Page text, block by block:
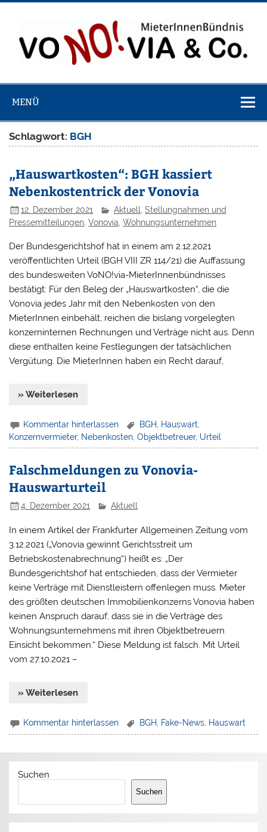
Zum
bei Vonovia, LEG, Velero, Brookfield usw.
MENÜ
Schlagwort: BGH
„Hauswartkosten“: BGH kassiert
Nebenkostentrick der Vonovia
12. Dezember 2021 Aktuell ,Stellungnahmen und
Pressemitteilungen ,Vonovia ,Wohnungsunternehmen
Der Bundesgerichtshof hat in einem am 2.12.2021
veröffentlichten Urteil (BGH VIII ZR 114/21) die Auffassung
des bundesweiten VoNO!via-MieterInnenbündnisses
bestätigt: Für den Beleg der „Hauswartkosten“, die die
Vonovia jedes Jahr mit den Nebenkosten von den
MieterInnen einbehält, reichen die bislang vorgelegten
konzerninternen Rechnungen und Verträge nicht aus. Denn
diese enthalten keine Festlegungen der tatsächlichen
Vergütung. Die MieterInnen haben ein Recht darauf,
» Weiterlesen
Kommentar hinterlassen BGH Hauswart
Konzernvermieter, Nebenkosten ,Objektbetreuer, Urteil
Falschmeldungen zu Vonovia-
Hauswarturteil
4. Dezember 2021 Aktuell
In einem Artikel der Frankfurter Allgemeinen Zeitung vom
3.12.2021 („Vonovia gewinnt Gerichtsstreit um
Betriebskostenabrechnung“) heißt es: „Der
Bundesgerichtshof hat entschieden, dass der Vermieter
keine Verträge mit Dienstleistern offenlegen muss. Mieter
des größten deutschen Immobilienkonzerns Vonovia haben
keinen Anspruch darauf, dass sie in die Verträge des
Wohnungsunternehmens mit ihren Objektbetreuern
Einsicht bekommen.“ Diese Meldung ist falsch. Mit Urteil
vom 27.10.2021 –
» Weiterlesen
Kommentar hinterlassen BGH Fake-News Hauswart
Suchen
Suchen